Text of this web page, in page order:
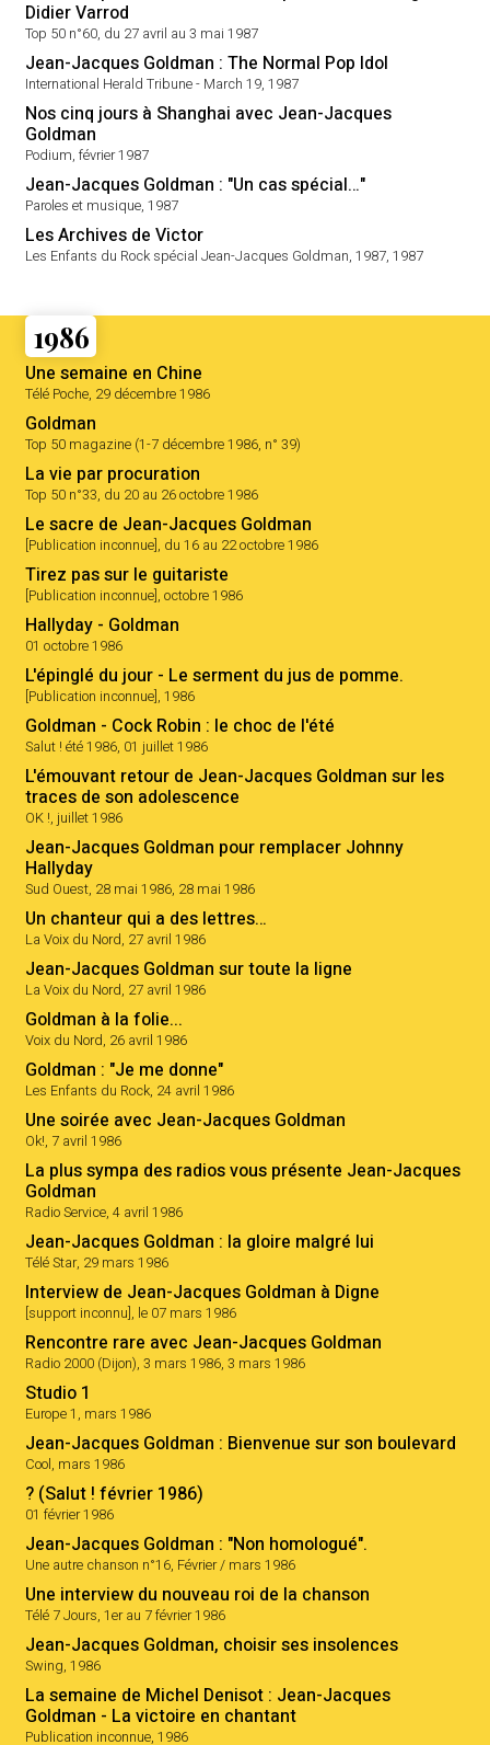
Didier Varrod
Top 50 n°60, du 27 avril au 3 mai 1987
Jean-Jacques Goldman : The Normal Pop Idol
International Herald Tribune - March 19, 1987
Nos cinq jours à Shanghai avec Jean-Jacques
Goldman
Podium, février 1987
Jean-Jacques Goldman : "Un cas spécial…"
Paroles et musique, 1987
Les Archives de Victor
Les Enfants du Rock spécial Jean-Jacques Goldman, 1987, 1987
1986
Une semaine en Chine
Télé Poche, 29 décembre 1986
Goldman
Top 50 magazine (1-7 décembre 1986, n° 39)
La vie par procuration
Top 50 n°33, du 20 au 26 octobre 1986
Le sacre de Jean-Jacques Goldman
[Publication inconnue], du 16 au 22 octobre 1986
Tirez pas sur le guitariste
[Publication inconnue], octobre 1986
Hallyday - Goldman
01 octobre 1986
L'épinglé du jour - Le serment du jus de pomme.
[Publication inconnue], 1986
Goldman - Cock Robin : le choc de l'été
Salut ! été 1986, 01 juillet 1986
L'émouvant retour de Jean-Jacques Goldman sur les
traces de son adolescence
OK !, juillet 1986
Jean-Jacques Goldman pour remplacer Johnny
Hallyday
Sud Ouest, 28 mai 1986, 28 mai 1986
Un chanteur qui a des lettres…
La Voix du Nord, 27 avril 1986
Jean-Jacques Goldman sur toute la ligne
La Voix du Nord, 27 avril 1986
Goldman à la folie...
Voix du Nord, 26 avril 1986
Goldman : "Je me donne"
Les Enfants du Rock, 24 avril 1986
Une soirée avec Jean-Jacques Goldman
Ok!, 7 avril 1986
La plus sympa des radios vous présente Jean-Jacques
Goldman
Radio Service, 4 avril 1986
Jean-Jacques Goldman : la gloire malgré lui
Télé Star, 29 mars 1986
Interview de Jean-Jacques Goldman à Digne
[support inconnu], le 07 mars 1986
Rencontre rare avec Jean-Jacques Goldman
Radio 2000 (Dijon), 3 mars 1986, 3 mars 1986
Studio 1
Europe 1, mars 1986
Jean-Jacques Goldman : Bienvenue sur son boulevard
Cool, mars 1986
? (Salut ! février 1986)
01 février 1986
Jean-Jacques Goldman : "Non homologué".
Une autre chanson n°16, Février / mars 1986
Une interview du nouveau roi de la chanson
Télé 7 Jours, 1er au 7 février 1986
Jean-Jacques Goldman, choisir ses insolences
Swing, 1986
La semaine de Michel Denisot : Jean-Jacques
Goldman - La victoire en chantant
Publication inconnue, 1986